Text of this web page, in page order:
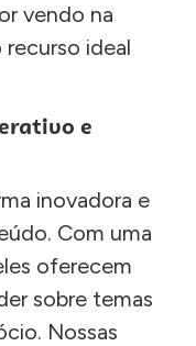
vendo na
ideal
e
inovadora e
Com uma
oferecem
sobre temas
Nossas